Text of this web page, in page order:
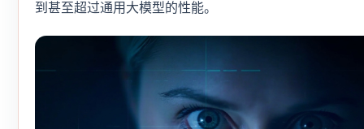
到甚至超过通用大模型的性能。